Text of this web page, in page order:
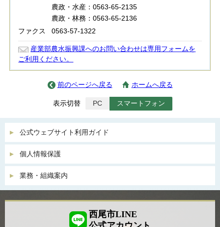
農政・水産：0563-65-2135
農政・林務：0563-65-2136
ファクス
0563-57-1322
産業部農水振興課へのお問い合わせは専用フォームを
ご利用ください。
前のページへ戻る ホームへ戻る
表示切替 PC スマートフォン
公式ウェブサイト利用ガイド
個人情報保護
業務・組織案内
西尾市LINE